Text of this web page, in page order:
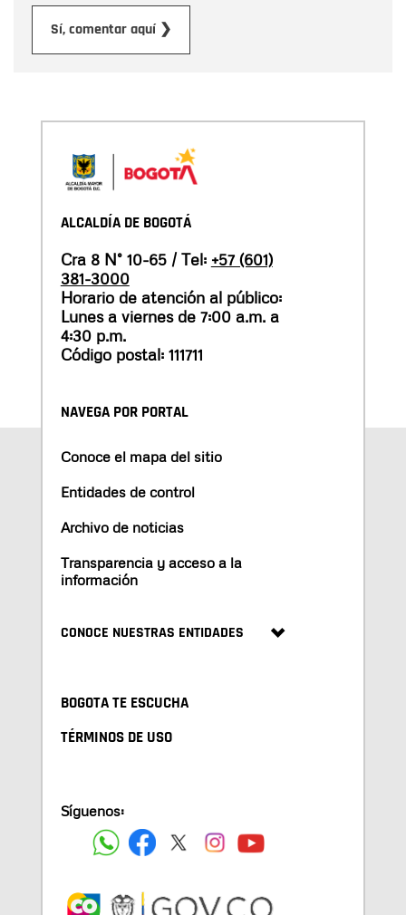
Sí, comentar aquí ❯
ALCALDÍA DE BOGOTÁ
Cra 8 N° 10-65 / Tel: +57 (601)
381-3000
Horario de atención al público:
Lunes a viernes de 7:00 a.m. a
4:30 p.m.
Código postal: 111711
NAVEGA POR PORTAL
Conoce el mapa del sitio
Entidades de control
Archivo de noticias
Transparencia y acceso a la
información
CONOCE NUESTRAS ENTIDADES
BOGOTA TE ESCUCHA
TÉRMINOS DE USO
Síguenos: